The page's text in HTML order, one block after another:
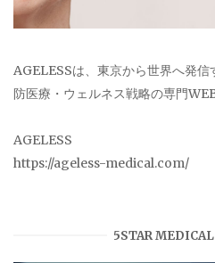
AGELESSは、東京から世界へ発
防医療・ウェルネス戦略の専門
AGELESS
https://ageless-medical.com/
5STAR